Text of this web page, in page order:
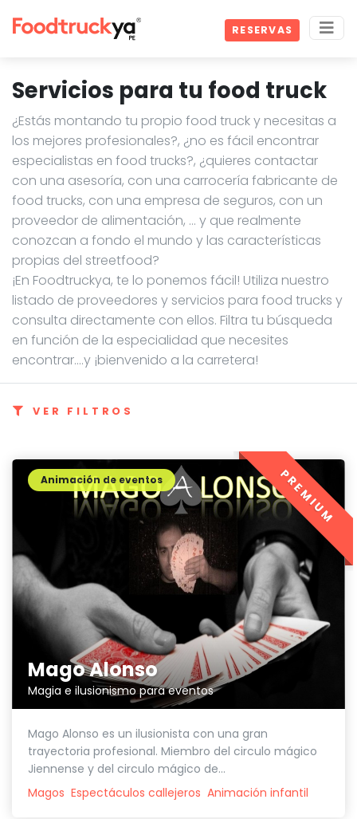
RESERVAS
Servicios para tu food truck
¿Estás montando tu propio food truck y necesitas a
los mejores profesionales?, ¿no es fácil encontrar
especialistas en food trucks?, ¿quieres contactar
con una asesoría, con una carrocería fabricante de
food trucks, con una empresa de seguros, con un
proveedor de alimentación, … y que realmente
conozcan a fondo el mundo y las características
propias del streetfood?
¡En Foodtruckya, te lo ponemos fácil! Utiliza nuestro
listado de proveedores y servicios para food trucks y
consulta directamente con ellos. Filtra tu búsqueda
en función de la especialidad que necesites
encontrar....y ¡bienvenido a la carretera!
VER FILTROS
Mago Alonso
Magia e ilusionismo para eventos
Animación de eventos
Mago Alonso es un ilusionista con una gran
trayectoria profesional. Miembro del circulo mágico
Jiennense y del circulo mágico de...
Magos Espectáculos callejeros Animación infantil
PREMIUM